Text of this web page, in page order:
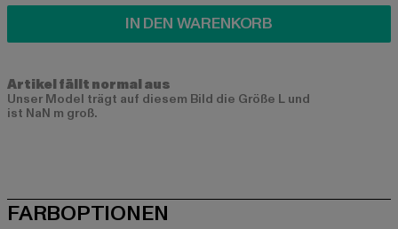
IN DEN WARENKORB
Artikel fällt normal aus
Unser Model trägt auf diesem Bild die Größe L und
ist NaN m groß.
FARBOPTIONEN